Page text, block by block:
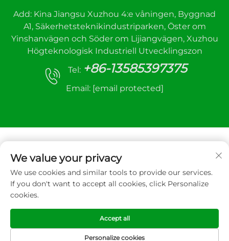
Add: Kina Jiangsu Xuzhou 4:e våningen, Byggnad
A1, Säkerhetsteknikindustriparken, Öster om
Yinshanvägen och Söder om Lijiangvägen, Xuzhou
Högteknologisk Industriell Utvecklingszon
Tel: +86-13585397375
Email: [email protected]
Upphovsrätt © 2025 Xuzhou sanhe automatic
control equipment Co.,LTD. All rätt reserverad
We value your privacy
We use cookies and similar tools to provide our services.
If you don't want to accept all cookies, click Personalize
cookies.
Personalize cookies
Accept all